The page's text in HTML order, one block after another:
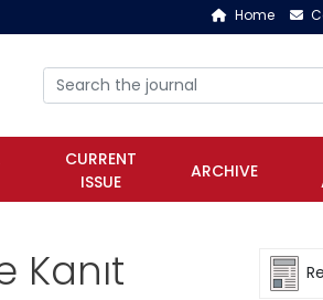
Home
CURRENT
ISSUE
ARCHIVE